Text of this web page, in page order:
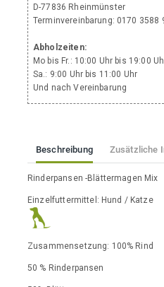
D-77836 Rheinmünster
Terminvereinbarung: 0170 3588
Abholzeiten:
Mo bis Fr.: 10:00 Uhr bis 19:00
Sa.: 9:00 Uhr bis 11:00 Uhr
Und nach Vereinbarung
Beschreibung Zusätzliche
Rinderpansen -Blättermagen Mix
Einzelfuttermittel: Hund / Katze
Zusammensetzung: 100% Rind
50 % Rinderpansen